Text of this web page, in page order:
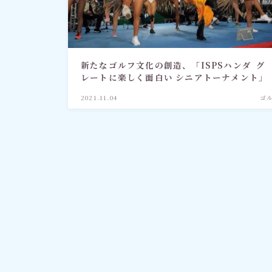
社会情勢
おすすめ記事
新たなゴルフ文化の創造、「ISPSハンダ グ
レートに楽しく面白い シニアトーナメント」
2021.11.04 ゴ